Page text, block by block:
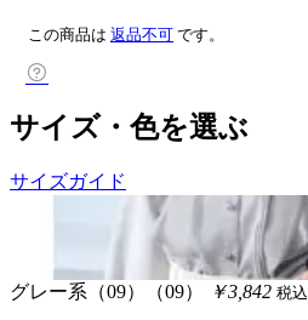
この商品は 返品不可 です。
サイズ・色を選ぶ
サイズガイド
グレー系（09）（09） ￥3,842 税込